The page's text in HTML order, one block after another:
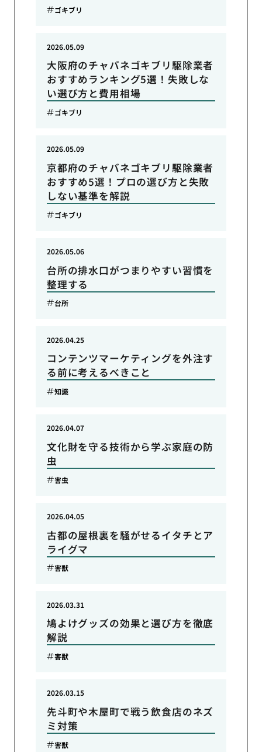
ゴキブリ
大阪府のチャバネゴキブリ駆除業者
おすすめランキング5選！失敗しな
い選び方と費用相場
2026.05.09
ゴキブリ
京都府のチャバネゴキブリ駆除業者
おすすめ5選！プロの選び方と失敗
しない基準を解説
2026.05.09
ゴキブリ
台所の排水口がつまりやすい習慣を
整理する
2026.05.06
台所
コンテンツマーケティングを外注す
る前に考えるべきこと
2026.04.25
知識
文化財を守る技術から学ぶ家庭の防
虫
2026.04.07
害虫
古都の屋根裏を騒がせるイタチとア
ライグマ
2026.04.05
害獣
鳩よけグッズの効果と選び方を徹底
解説
2026.03.31
害獣
先斗町や木屋町で戦う飲食店のネズ
ミ対策
2026.03.15
害獣